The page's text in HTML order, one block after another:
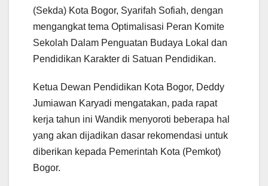
(Sekda) Kota Bogor, Syarifah Sofiah, dengan
mengangkat tema Optimalisasi Peran Komite
Sekolah Dalam Penguatan Budaya Lokal dan
Pendidikan Karakter di Satuan Pendidikan.
Ketua Dewan Pendidikan Kota Bogor, Deddy
Jumiawan Karyadi mengatakan, pada rapat
kerja tahun ini Wandik menyoroti beberapa hal
yang akan dijadikan dasar rekomendasi untuk
diberikan kepada Pemerintah Kota (Pemkot)
Bogor.